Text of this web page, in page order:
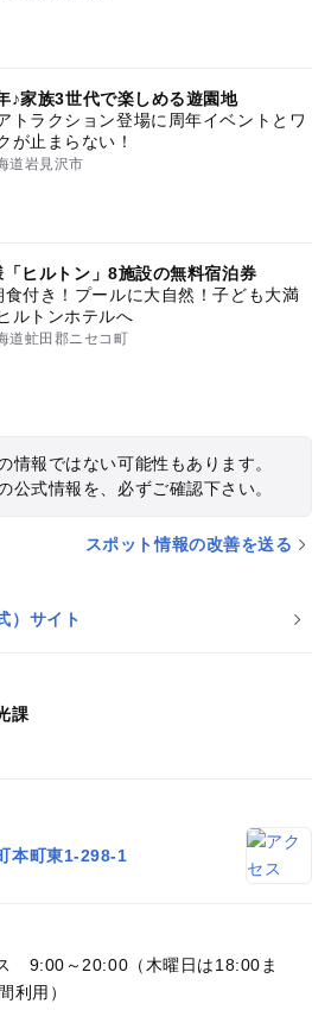
♪家族3世代で楽しめる遊園地
トラクション登場に周年イベントとワ
が止まらない！
道岩見沢市
ヒルトン」8施設の無料宿泊券
食付き！プールに大自然！子ども大満
ルトンホテルへ
道虻田郡ニセコ町
情報ではない可能性もあります。
公式情報を、必ずご確認下さい。
スポット情報の改善を送る
）サイト
課
本町東1-298-1
9:00～20:00（木曜日は18:00ま
利用）